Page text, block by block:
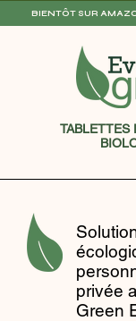
TABLETTES
BIENTÔT SUR
privée
Green